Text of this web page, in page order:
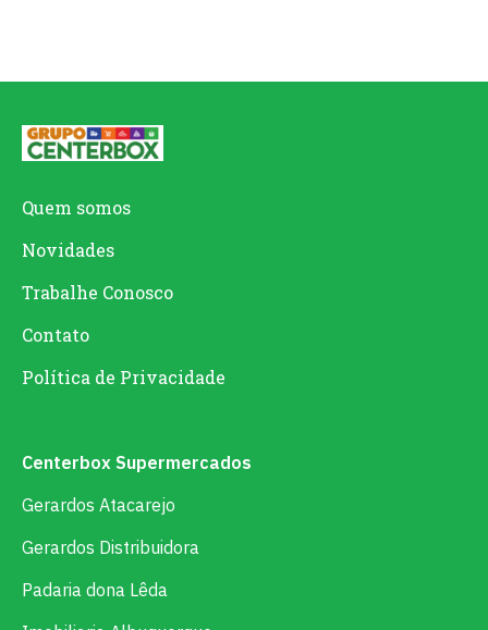
Quem somos
Novidades
Trabalhe Conosco
Contato
Política de Privacidade
Centerbox Supermercados
Gerardos Atacarejo
Gerardos Distribuidora
Padaria dona Lêda